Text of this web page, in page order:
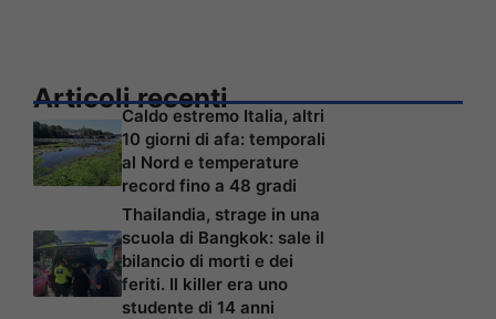
Articoli recenti
Caldo estremo Italia, altri
10 giorni di afa: temporali
al Nord e temperature
record fino a 48 gradi
Thailandia, strage in una
scuola di Bangkok: sale il
bilancio di morti e dei
feriti. Il killer era uno
studente di 14 anni